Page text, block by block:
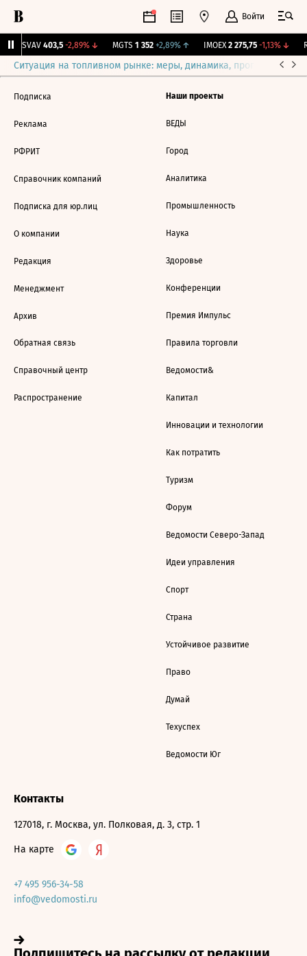
Войти
SVAV 403,5 -2,89%↓ MGTS 1 352 +2,89%↑ IMOEX 2 275,75 -1,13%↓
Ситуация на топливном рынке: меры, динамика, прогнозы
Подписка
Реклама
РФРИТ
Справочник компаний
Подписка для юр.лиц
О компании
Редакция
Менеджмент
Архив
Обратная связь
Справочный центр
Распространение
Наши проекты
ВЕДЫ
Город
Аналитика
Промышленность
Наука
Здоровье
Конференции
Премия Импульс
Правила торговли
Ведомости&
Капитал
Инновации и технологии
Как потратить
Туризм
Форум
Ведомости Северо-Запад
Идеи управления
Спорт
Страна
Устойчивое развитие
Право
Думай
Техуспех
Ведомости Юг
Контакты
127018, г. Москва, ул. Полковая, д. 3, стр. 1
На карте
+7 495 956-34-58
info@vedomosti.ru